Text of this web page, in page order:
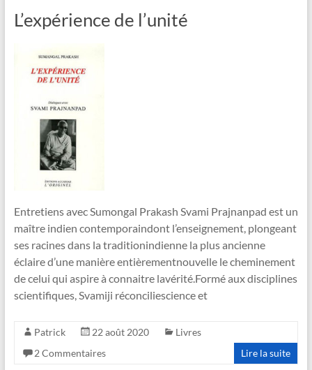
L’expérience de l’unité
Entretiens avec Sumongal Prakash Svami Prajnanpad est un
maître indien contemporaindont l’enseignement, plongeant
ses racines dans la traditionindienne la plus ancienne
éclaire d’une manière entièrementnouvelle le cheminement
de celui qui aspire à connaitre lavérité.Formé aux disciplines
scientifiques, Svamiji réconciliescience et
Patrick 22 août 2020
Livres
2 Commentaires
Lire la suite